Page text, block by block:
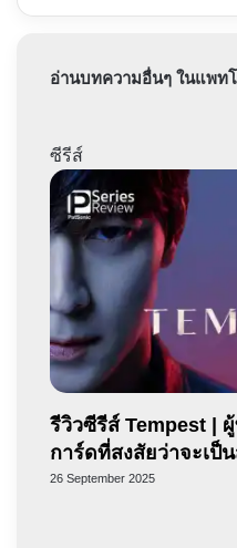
อ่านบทความอื่นๆ ในแพท
ซีรีส์
รีวิวซีรีส์ Tempest |
การ์ดที่สงสัยว่าจะเป็
26 September 2025